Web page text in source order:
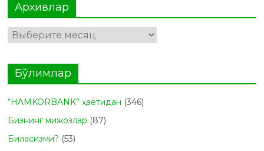
Архивлар
Архивлар
Бўлимлар
“HAMKORBANK” ҳаётидан (346)
Бизнинг мижозлар (87)
Биласизми? (53)